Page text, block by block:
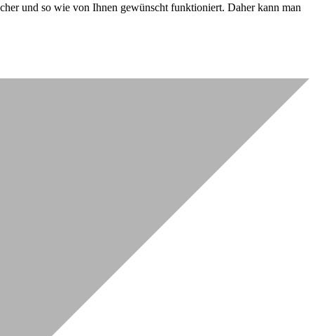
und so wie von Ihnen gewünscht funktioniert. Daher kann man